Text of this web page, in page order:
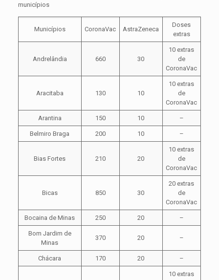
municípios
Municípios CoronaVac AstraZeneca
Doses
extras
Andrelândia 660 30
10 extras
de
CoronaVac
Aracitaba 130 10
10 extras
de
CoronaVac
Arantina 150 10 –
Belmiro Braga 200 10 –
Bias Fortes 210 20
10 extras
de
CoronaVac
Bicas 850 30
20 extras
de
CoronaVac
Bocaina de Minas 250 20 –
Bom Jardim de
Minas
370 20 –
Chácara 170 20 –
10 extras